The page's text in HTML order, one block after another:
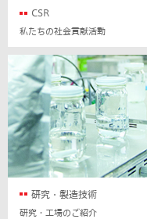
CSR
私たちの社会貢献活動
研究・製造技術
研究・工場のご紹介